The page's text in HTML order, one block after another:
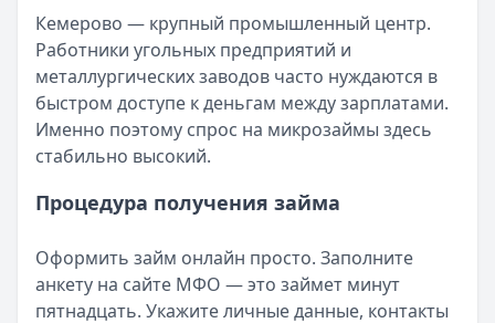
Опубликовано:
23 ноября 2025 г.
Категория:
Читать новость
Смс о «одобренном займе» от Bigmani Ru: как
Кратко:
Пришло СМС об одобрении займа от Bigmani
Опубликовано:
23 ноября 2025 г.
Читать новость
Кемерово — крупный промышленный центр.
Работники угольных предприятий и
металлургических заводов часто нуждаются в
быстром доступе к деньгам между зарплатами.
Именно поэтому спрос на микрозаймы здесь
стабильно высокий.
Процедура получения займа
Оформить займ онлайн просто. Заполните
анкету на сайте МФО — это займет минут
пятнадцать. Укажите личные данные, контакты